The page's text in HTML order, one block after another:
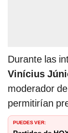
Durante las
Vinícius
moderador
permitirían
PUEDES VER: